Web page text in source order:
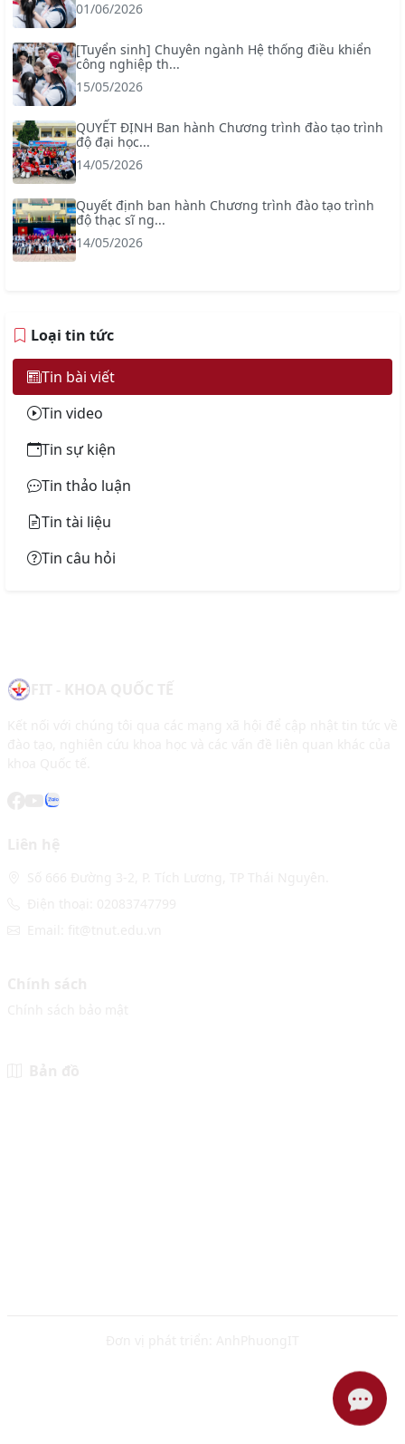
01/06/2026
[Tuyển sinh] Chuyên ngành Hệ thống điều khiển
công nghiệp th...
15/05/2026
QUYẾT ĐỊNH Ban hành Chương trình đào tạo trình
độ đại học...
14/05/2026
Quyết định ban hành Chương trình đào tạo trình
độ thạc sĩ ng...
14/05/2026
Loại tin tức
Tin bài viết
Tin video
Tin sự kiện
Tin thảo luận
Tin tài liệu
Tin câu hỏi